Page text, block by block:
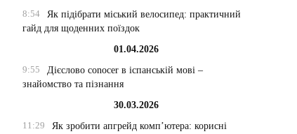
8:54
Як підібрати міський велосипед: практичний
гайд для щоденних поїздок
01.04.2026
9:55
Дієслово conocer в іспанській мові –
знайомство та пізнання
30.03.2026
11:29
Як зробити апгрейд комп’ютера: корисні